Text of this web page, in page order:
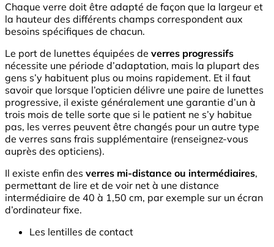
Chaque verre doit être adapté de façon que la largeur et
la hauteur des différents champs correspondent aux
besoins spécifiques de chacun.
Le port de lunettes équipées de verres progressifs
nécessite une période d’adaptation, mais la plupart des
gens s’y habituent plus ou moins rapidement. Et il faut
savoir que lorsque l’opticien délivre une paire de lunettes
progressive, il existe généralement une garantie d’un à
trois mois de telle sorte que si le patient ne s’y habitue
pas, les verres peuvent être changés pour un autre type
de verres sans frais supplémentaire (renseignez-vous
auprès des opticiens).
Il existe enfin des verres mi-distance ou intermédiaires,
permettant de lire et de voir net à une distance
intermédiaire de 40 à 1,50 cm, par exemple sur un écran
d’ordinateur fixe.
Les lentilles de contact